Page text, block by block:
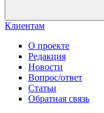
Клиентам
О проекте
Редакция
Новости
Вопрос/ответ
Статьи
Обратная связь